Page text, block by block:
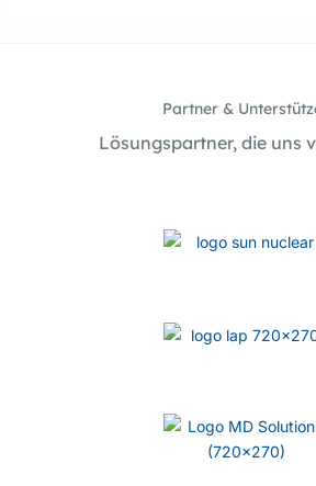
Partner &
Lösungspartner, die uns